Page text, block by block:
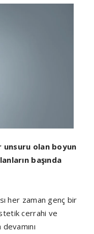
unsuru olan boyun
başında
her zaman genç bir
cerrahi ve